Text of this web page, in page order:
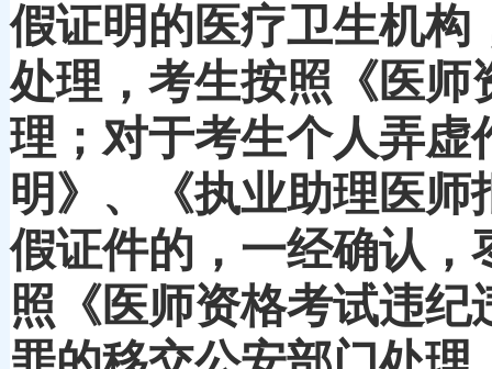
假证明的医疗卫生机构
处理，考生按照《医师
理；对于考生个人弄虚
明》、《执业助理医
假证件的，一经确认，
照《医师资格考试违